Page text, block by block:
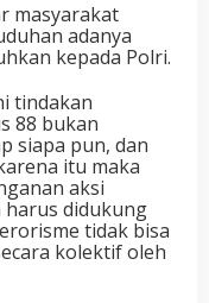
masyarakat
adanya
kepada Polri.
tindakan
88 bukan
siapa pun, dan
itu maka
aksi
harus didukung
tidak bisa
kolektif oleh